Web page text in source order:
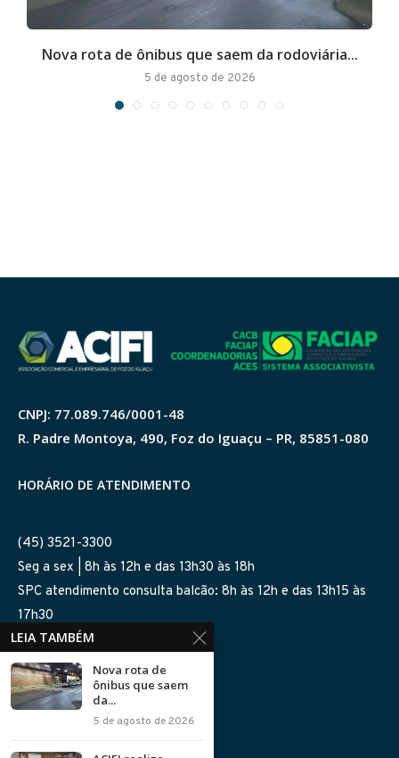
Nova rota de ônibus que saem da rodoviária...
5 de agosto de 2026
CNPJ: 77.089.746/0001-48
R. Padre Montoya, 490, Foz do Iguaçu – PR, 85851-080
HORÁRIO DE ATENDIMENTO
(45) 3521-3300
Seg a sex | 8h às 12h e das 13h30 às 18h
SPC atendimento consulta balcão: 8h às 12h e das 13h15 às
17h30
SIGA-NOS NAS REDES
LEIA TAMBÉM
Nova rota de
ônibus que saem
da...
5 de agosto de 2026